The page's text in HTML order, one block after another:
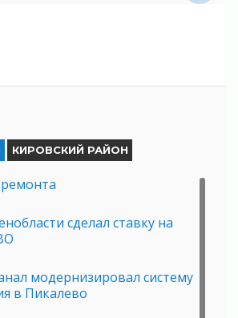
КИРОВСКИЙ РАЙОН
сделал ставку на
модернизировал систему
в Пикалево